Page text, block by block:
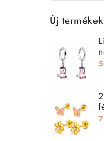
Új termékek